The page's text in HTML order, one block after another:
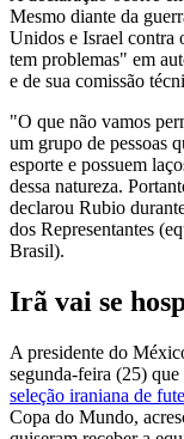
Mesmo diante da
Unidos e Israel contra
tem problemas" em
e de sua comissão
"O que não vamos
um grupo de pessoas
esporte e possuem
dessa natureza.
declarou Rubio
dos Representantes
Brasil).
Irã vai se
A presidente do
segunda-feira (25) que
seleção iraniana de
Copa do Mundo,